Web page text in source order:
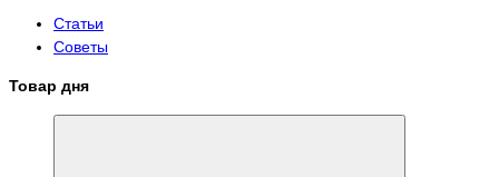
Статьи
Советы
Товар дня